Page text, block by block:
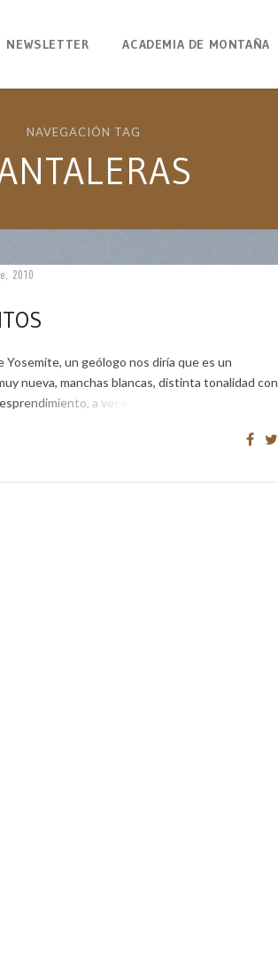
NEWSLETTER ACADEMIA DE MONTAÑA
NAVEGACIÓN TAG
2010
un geólogo nos diría que es un
nueva, manchas blancas, distinta tonalidad con
a veces las […]